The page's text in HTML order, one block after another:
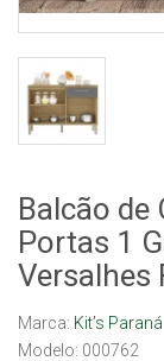
Balcão de
Portas 1
Versalhes
Marca: Kit’s Paraná
Modelo: 000762